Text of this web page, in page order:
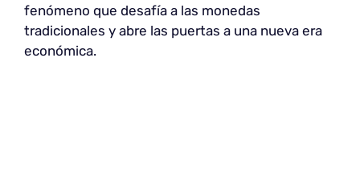
fenómeno que desafía a las monedas
tradicionales y abre las puertas a una nueva era
económica.